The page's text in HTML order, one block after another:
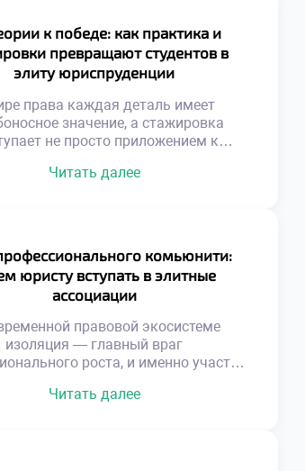
междисциплинарной эрудиции.
поэтому осознанное обучение в
техникуме становится тем самым
фундаментом, который позволяет
будущим экспертам […]
к победе: как практика и
превращают студентов в
элиту юриспруденции
права каждая деталь имеет
значение, а стажировка
не просто приложением к
компетенций. Как же
поэтому осознанное обучение в
техникуме становится тем
надежным трамплином, который
студентам с первых дней […]
Читать далее
комьюнити:
юристу вступать в элитные
ассоциации
правовой экосистеме
изоляция — главный враг
роста, и именно участие
маркером принадлежности к
Читать далее